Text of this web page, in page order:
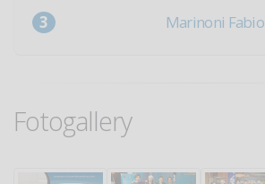
Marinoni Fabio
Fotogallery